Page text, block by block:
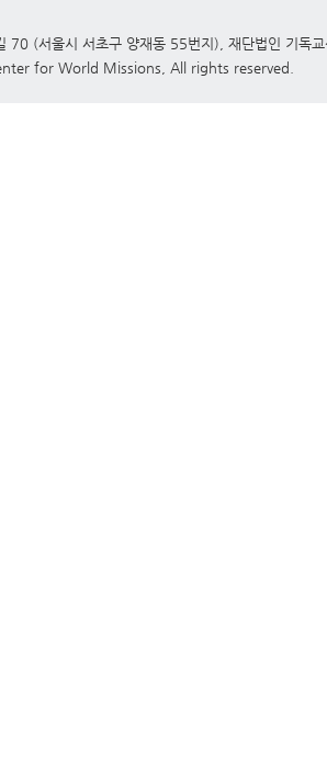
70 (서울시 서초구 양재동 55번지), 재단법인
for World Missions, All rights reserved.